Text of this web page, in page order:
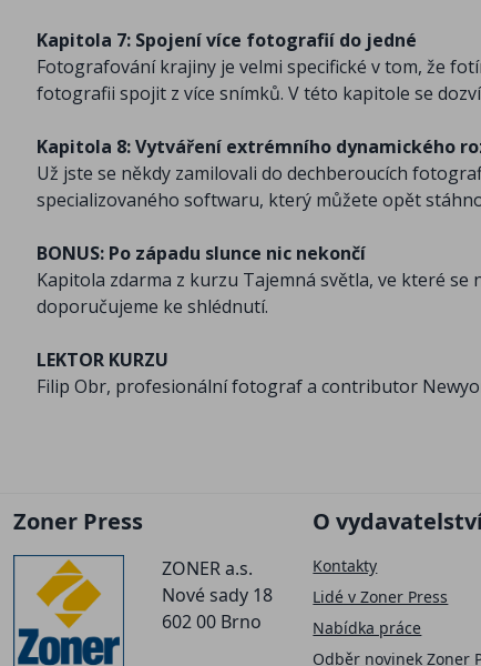
Kapitola 7: Spojení více fotografií do jedné
Fotografování krajiny je velmi specifické v tom, že
fotografii spojit z více snímků. V této kapitole se
Kapitola 8: Vytváření extrémního dynamického
Už jste se někdy zamilovali do dechberoucích
specializovaného softwaru, který můžete opět
BONUS: Po západu slunce nic nekončí
Kapitola zdarma z kurzu Tajemná světla, ve které
doporučujeme ke shlédnutí.
LEKTOR KURZU
Filip Obr, profesionální fotograf a contributor
Zoner Press
ZONER a.s.
Nové sady 18
602 00 Brno
O
Kontakty
Lidé v Zoner Press
Nabídka práce
Odběr novinek Zoner